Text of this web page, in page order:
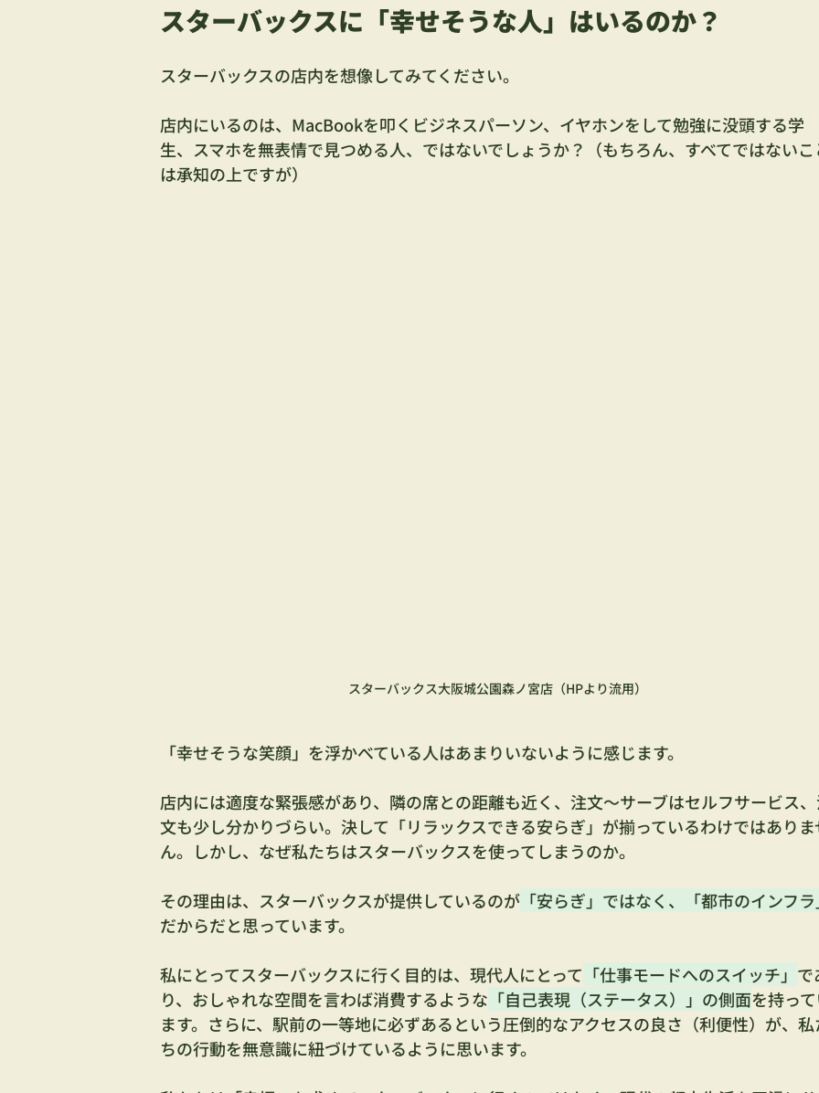
スターバックスに「幸せそうな人」はいるのか？
スターバックスの店内を想像してみてください。
店内にいるのは、MacBookを叩くビジネスパーソン、イヤホンをして勉強に没頭する学
生、スマホを無表情で見つめる人、ではないでしょうか？（もちろん、すべてではないこ
は承知の上ですが）
スターバックス大阪城公園森ノ宮店（HPより流用）
「幸せそうな笑顔」を浮かべている人はあまりいないように感じます。
店内には適度な緊張感があり、隣の席との距離も近く、注文〜サーブはセルフサービス
文も少し分かりづらい。決して「リラックスできる安らぎ」が揃っているわけではありま
ん。しかし、なぜ私たちはスターバックスを使ってしまうのか。
その理由は、スターバックスが提供しているのが「安らぎ」ではなく、「都市のインフ
だからだと思っています。
私にとってスターバックスに行く目的は、現代人にとって 「仕事モードへのスイッチ」 で
り、おしゃれな空間を言わば消費するような 「自己表現（ステータス）」の側面を持っ
ます。さらに、駅前の一等地に必ずあるという圧倒的なアクセスの良さ（利便性）が、私
ちの行動を無意識に紐づけているように思います。